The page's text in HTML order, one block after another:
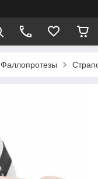
Фаллопротезы